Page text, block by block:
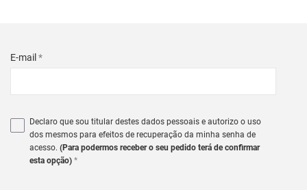
E-mail *
Declaro que sou titular destes dados pessoais e autorizo o uso
dos mesmos para efeitos de recuperação da minha senha de
acesso. (Para podermos receber o seu pedido terá de confirmar
esta opção) *